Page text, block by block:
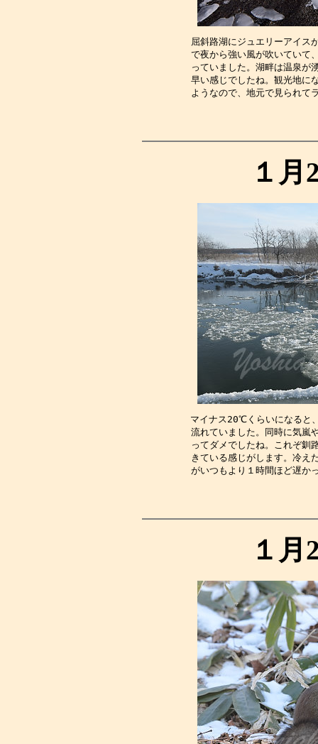
屈斜路湖にジュエリーアイス
で夜から強い風が吹いていて
っていました。湖畔は温泉が
早い感じでしたね。観光地に
ようなので、地元
１月
マイナス20℃くらいになると
流れていました。同時に気嵐
ってダメでしたね。これぞ釧
きている感じがします。冷え
がいつもより１
１月